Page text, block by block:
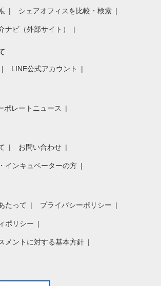
シェアオフィスを比較・検索
ナビ（外部サイト）
LINE公式アカウント
ポレートニュース
お問い合わせ
インキュベーターの方
たって プライバシーポリシー
ポリシー
メントに対する基本方針